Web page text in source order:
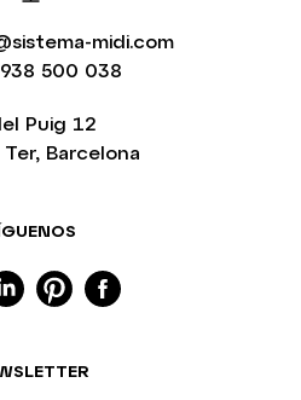
midi.com
500 038
Puig 12
Barcelona